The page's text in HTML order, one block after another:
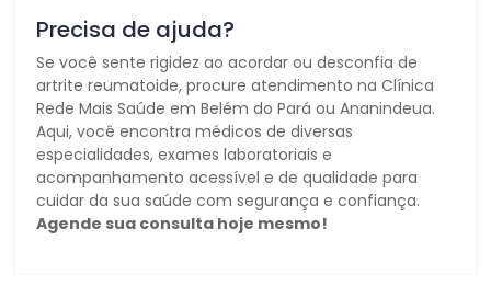
Precisa de ajuda?
Se você sente rigidez ao acordar ou desconfia de
artrite reumatoide, procure atendimento na Clínica
Rede Mais Saúde em Belém do Pará ou Ananindeua.
Aqui, você encontra médicos de diversas
especialidades, exames laboratoriais e
acompanhamento acessível e de qualidade para
cuidar da sua saúde com segurança e confiança.
Agende sua consulta hoje mesmo!